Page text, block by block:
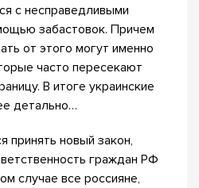
с несправедливыми
забастовок. Причем
от этого могут именно
часто пересекают
В итоге украинские
детально…
принять новый закон,
граждан РФ
случае все россияне,